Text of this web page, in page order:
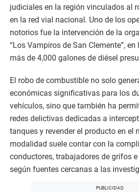
judiciales en la región vinculados al
en la red vial nacional. Uno de los
notorios fue la intervención de la
“Los Vampiros de San Clemente”,
más de 4,000 galones de diésel
El robo de combustible no solo
económicas significativas para los
vehículos, sino que también ha
redes delictivas dedicadas a
tanques y revender el producto en el
modalidad suele contar con la
conductores, trabajadores de grifos
según fuentes cercanas a las